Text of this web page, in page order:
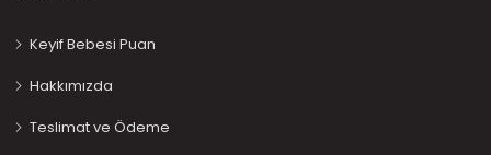
Keyif Bebesi Puan
Hakkımızda
Teslimat ve Ödeme